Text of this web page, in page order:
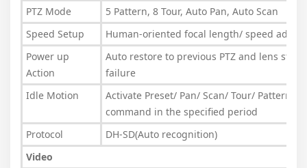
PTZ Mode
5 Pattern, 8 Tour, Auto Pan, Auto Scan
Speed Setup
Human-oriented focal length/ speed
Power up
Action
Auto restore to previous PTZ and lens
failure
Idle Motion
Activate Preset/ Pan/ Scan/ Tour/ Pattern if
command in the specified period
Protocol
DH-SD(Auto recognition)
Video